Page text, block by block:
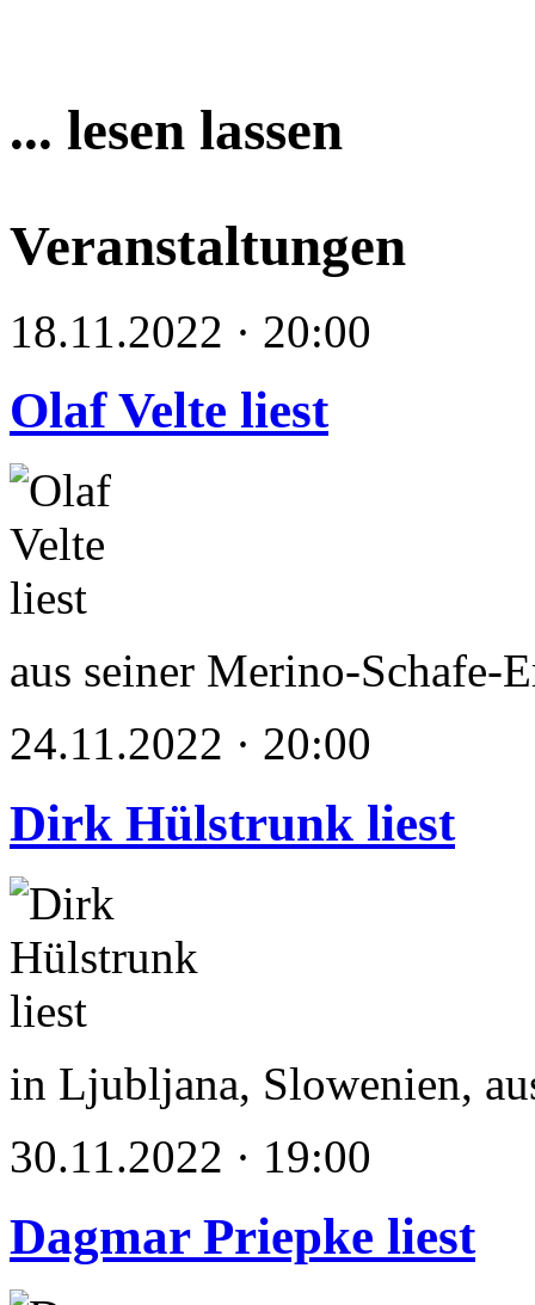
... lesen lassen
Veranstaltungen
18.11.2022 · 20:00
Olaf Velte liest
aus seiner Merino-Schafe-
24.11.2022 · 20:00
Dirk Hülstrunk liest
in Ljubljana, Slowenien,
30.11.2022 · 19:00
Dagmar Priepke liest